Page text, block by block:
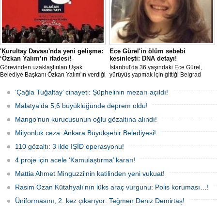
'Kurultay Davası'nda yeni gelişme:
‘Özkan Yalım’ın ifadesi!
Görevinden uzaklaştırılan Uşak
Belediye Başkanı Özkan Yalım'ın verdiği
Ece Gürel'in ölüm sebebi
kesinleşti: DNA detayı!
İstanbul'da 36 yaşındaki Ece Gürel,
yürüyüş yapmak için gittiği Belgrad
karıştı. 4 gün sonra sağ bulunan ancak
kaldırıldığı hastanede hayatını
kaybeden Ece'nin ölümüyle ilgili
soruşturma tamamlanırken, dikkat
çeken detaylar yer aldı.
‘Çağla Tuğaltay’ cinayeti: Şüphelinin mezarı açıldı!
Malatya’da 5,6 büyüklüğünde deprem oldu!
Mango’nun kurucusunun oğlu gözaltına alındı!
Milyonluk ceza: Ankara Büyükşehir Belediyesi!
110 gözaltı: 3 ilde IŞİD operasyonu!
4 proje için acele ‘Kamulaştırma’ kararı!
Mattia Ahmet Minguzzi'nin katilinden yeni vukuat!
Rasim Ozan Kütahyalı'nın lüks araç vurgunu: Polis koruması…!
Üniformasını, 2. kez çıkarıyor: Teğmen Deniz Demirtaş!